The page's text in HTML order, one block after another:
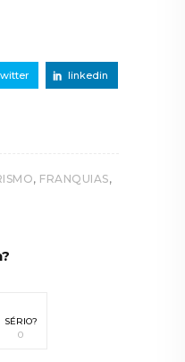
linkedin
, FRANQUIAS,
SÉRIO?
0